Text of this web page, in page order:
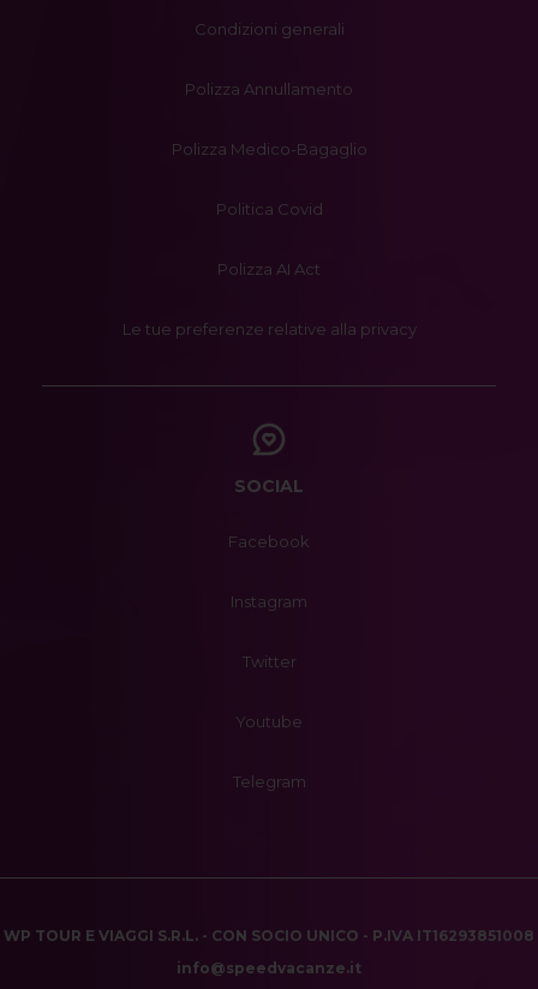
Condizioni generali
Polizza Annullamento
Polizza Medico-Bagaglio
Politica Covid
Polizza AI Act
Le tue preferenze relative alla privacy
SOCIAL
Facebook
Instagram
Twitter
Youtube
Telegram
WP TOUR E VIAGGI S.R.L. - CON SOCIO UNICO - P.IVA IT16293851008
info@speedvacanze.it